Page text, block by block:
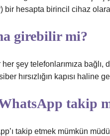
hesapta birincil cihaz
girebilir mi?
şey telefonlarımıza bağlı,
hırsızlığın kapısı haline
takip
takip etmek mümkün